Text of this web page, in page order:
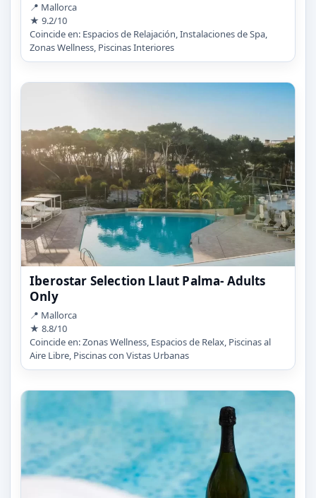
📍 Mallorca
★ 9.2/10
Coincide en: Espacios de Relajación, Instalaciones de Spa,
Zonas Wellness, Piscinas Interiores
Iberostar Selection Llaut Palma- Adults
Only
📍 Mallorca
★ 8.8/10
Coincide en: Zonas Wellness, Espacios de Relax, Piscinas al
Aire Libre, Piscinas con Vistas Urbanas